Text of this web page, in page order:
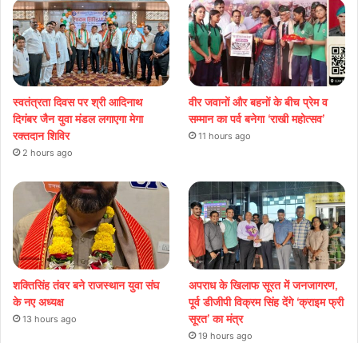
स्वतंत्रता दिवस पर श्री आदिनाथ
दिगंबर जैन युवा मंडल लगाएगा मेगा
रक्तदान शिविर
2 hours ago
वीर जवानों और बहनों के बीच प्रेम व
सम्मान का पर्व बनेगा ‘राखी महोत्सव’
11 hours ago
शक्तिसिंह तंवर बने राजस्थान युवा संघ
के नए अध्यक्ष
13 hours ago
अपराध के खिलाफ सूरत में जनजागरण,
पूर्व डीजीपी विक्रम सिंह देंगे ‘क्राइम फ्री
सूरत’ का मंत्र
19 hours ago